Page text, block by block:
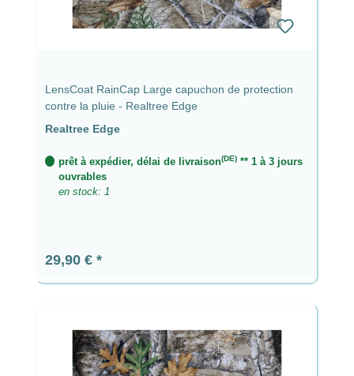
LensCoat RainCap Large capuchon de protection
contre la pluie - Realtree Edge
Realtree Edge
prêt à expédier, délai de livraison(DE)** 1 à 3 jours
ouvrables
en stock: 1
Prix régulier :
29,90 €